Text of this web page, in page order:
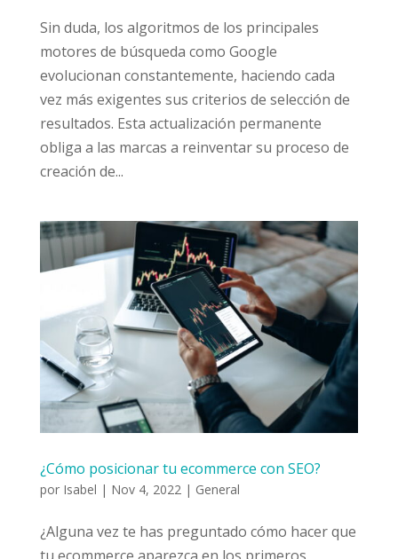
Sin duda, los algoritmos de los principales
motores de búsqueda como Google
evolucionan constantemente, haciendo cada
vez más exigentes sus criterios de selección de
resultados. Esta actualización permanente
obliga a las marcas a reinventar su proceso de
creación de...
¿Cómo posicionar tu ecommerce con SEO?
por Isabel | Nov 4, 2022 | General
¿Alguna vez te has preguntado cómo hacer que